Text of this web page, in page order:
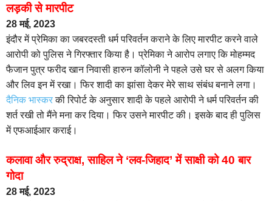
लड़की से मारपीट
28 मई, 2023
इंदौर में प्रेमिका का जबरदस्ती धर्म परिवर्तन कराने के लिए मारपीट करने वाले
आरोपी को पुलिस ने गिरफ्तार किया है। प्रेमिका ने आरोप लगाए कि मोहम्मद
फैजान पुत्र फरीद खान निवासी हारुन कॉलोनी ने पहले उसे घर से अलग किया
और लिव इन में रखा। फिर शादी का झांसा देकर मेरे साथ संबंध बनाने लगा।
दैनिक भास्करकी रिपोर्ट के अनुसार शादी के पहले आरोपी ने धर्म परिवर्तन की
शर्त रखी तो मैंने मना कर दिया। फिर उसने मारपीट की। इसके बाद ही पुलिस
में एफआईआर कराई।
कलावा और रुद्राक्ष, साहिल ने ‘लव-जिहाद’ में साक्षी को 40 बार
गोदा
28 मई, 2023